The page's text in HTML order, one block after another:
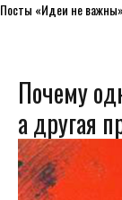
Посты «Идеи не важны»
Почему
а другая